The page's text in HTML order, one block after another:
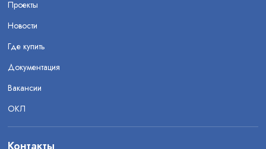
Проекты
Новости
Где купить
Документация
Вакансии
ОКЛ